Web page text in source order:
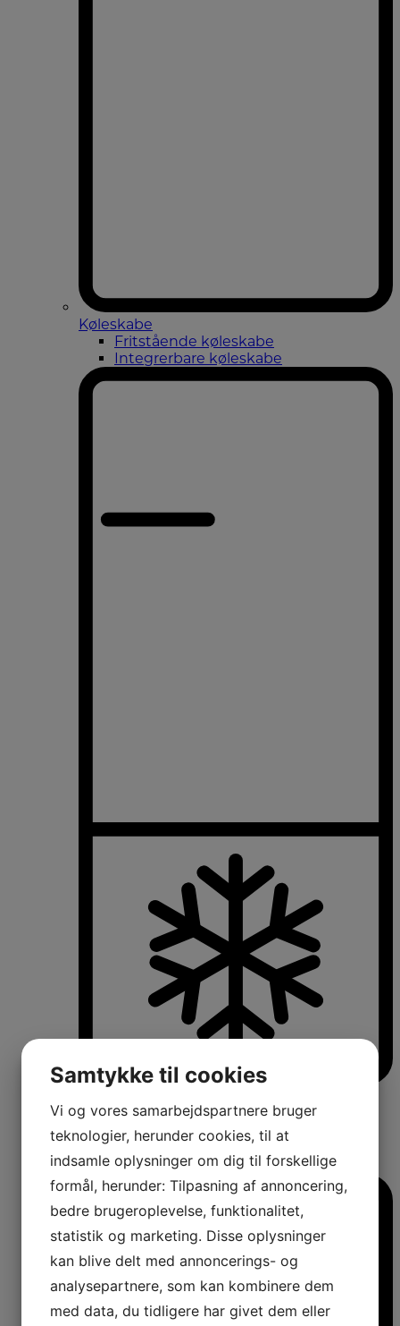
Køleskabe
Fritstående køleskabe
Integrerbare køleskabe
Fritstående køle-/fryseskabe
Integrerbare køle-/fryseskabe
Køleskabe med fryseboks
Amerikanerkøleskabe
Samtykke til cookies
Vi og vores samarbejdspartnere bruger
teknologier, herunder cookies, til at
indsamle oplysninger om dig til forskellige
formål, herunder: Tilpasning af annoncering,
bedre brugeroplevelse, funktionalitet,
statistik og marketing. Disse oplysninger
kan blive delt med annoncerings- og
analysepartnere, som kan kombinere dem
med data, du tidligere har givet dem eller